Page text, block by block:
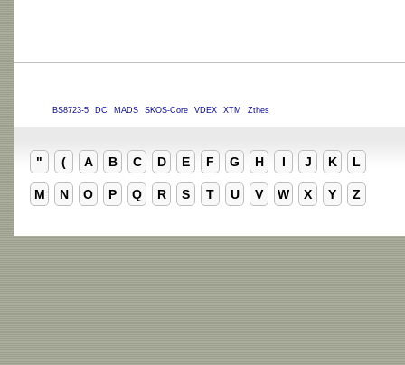
BS8723-5 DC MADS SKOS-Core VDEX XTM Zthes
" ( A B C D E F G H I J K L
M N O P Q R S T U V W X Y Z